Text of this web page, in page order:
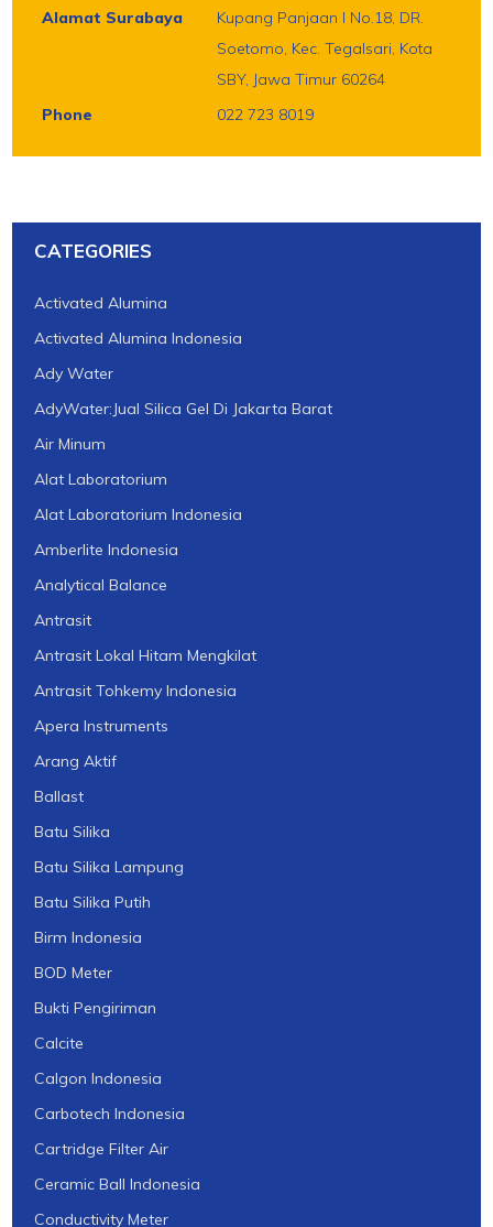
Alamat Surabaya
Kupang Panjaan I No.18, DR.
Soetomo, Kec. Tegalsari, Kota
SBY, Jawa Timur 60264
Phone
022 723 8019
CATEGORIES
Activated Alumina
Activated Alumina Indonesia
Ady Water
AdyWater:Jual Silica Gel Di Jakarta Barat
Air Minum
Alat Laboratorium
Alat Laboratorium Indonesia
Amberlite Indonesia
Analytical Balance
Antrasit
Antrasit Lokal Hitam Mengkilat
Antrasit Tohkemy Indonesia
Apera Instruments
Arang Aktif
Ballast
Batu Silika
Batu Silika Lampung
Batu Silika Putih
Birm Indonesia
BOD Meter
Bukti Pengiriman
Calcite
Calgon Indonesia
Carbotech Indonesia
Cartridge Filter Air
Ceramic Ball Indonesia
Conductivity Meter